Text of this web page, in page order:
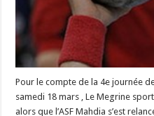
Pour le compte de la 4e journée
samedi 18 mars , Le Megrine
alors que l’ASF Mahdia s’est